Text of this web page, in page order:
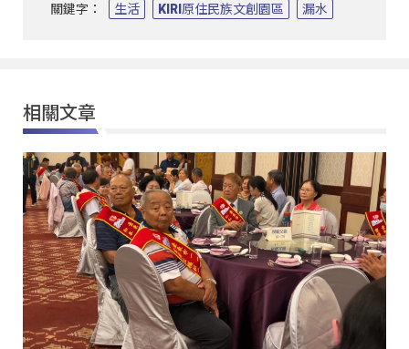
關鍵字： 生活 KIRI原住民族文創園區 漏水
相關文章